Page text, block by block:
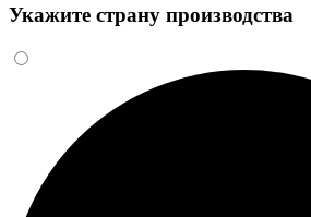
Укажите страну производства